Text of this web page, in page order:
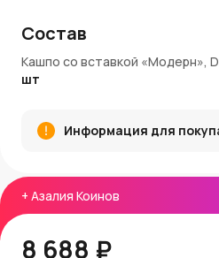
+ Азалия Коинов
8 688 ₽
эстетичности.
Преимущества кашпо
Пластик обеспечивает
использования.
комнатных растений.
Стильный и лаконичный
заметным декоративным
промыть для поддержания
Состав
Кашпо со вставкой «Модерн»,
шт
Информация для